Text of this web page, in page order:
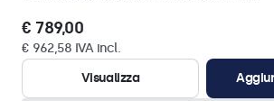
€ 789,00
€ 962,58 IVA incl.
Visualizza